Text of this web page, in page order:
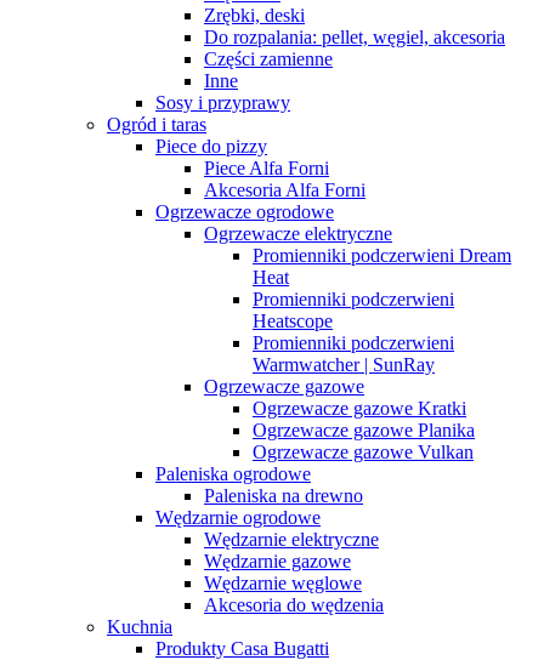
Zrębki, deski
Do rozpalania: pellet, węgiel, akcesoria
Części zamienne
Inne
Sosy i przyprawy
Ogród i taras
Piece do pizzy
Piece Alfa Forni
Akcesoria Alfa Forni
Ogrzewacze ogrodowe
Ogrzewacze elektryczne
Promienniki podczerwieni Dream
Heat
Promienniki podczerwieni
Heatscope
Promienniki podczerwieni
Warmwatcher | SunRay
Ogrzewacze gazowe
Ogrzewacze gazowe Kratki
Ogrzewacze gazowe Planika
Ogrzewacze gazowe Vulkan
Paleniska ogrodowe
Paleniska na drewno
Wędzarnie ogrodowe
Wędzarnie elektryczne
Wędzarnie gazowe
Wędzarnie węglowe
Akcesoria do wędzenia
Kuchnia
Produkty Casa Bugatti